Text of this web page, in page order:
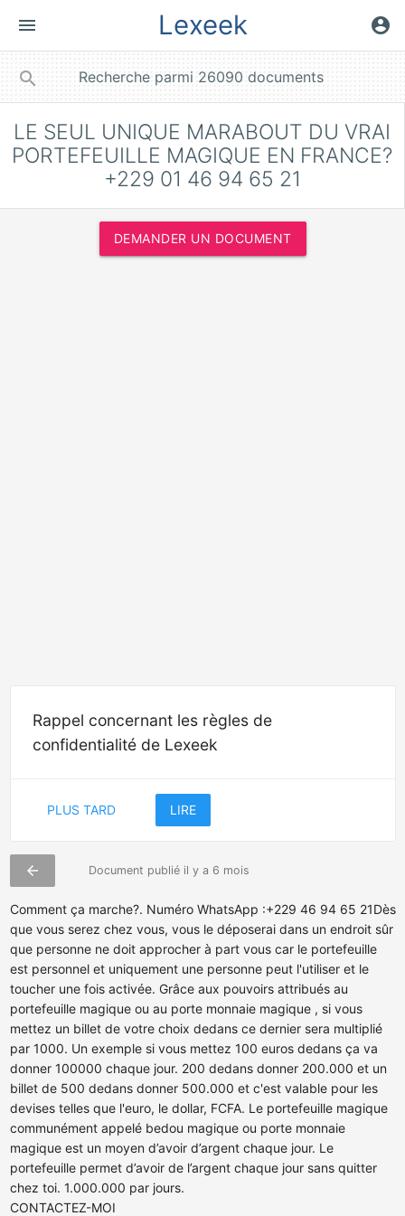
menu Lexeek account_circle
search
LE SEUL UNIQUE MARABOUT DU VRAI
PORTEFEUILLE MAGIQUE EN FRANCE?
+229 01 46 94 65 21
DEMANDER UN DOCUMENT
Rappel concernant les règles de
confidentialité de Lexeek
PLUS TARD LIRE
arrow_back Document publié il y a 6 mois
Comment ça marche?. Numéro WhatsApp :+229 46 94 65 21Dès
que vous serez chez vous, vous le déposerai dans un endroit sûr
que personne ne doit approcher à part vous car le portefeuille
est personnel et uniquement une personne peut l'utiliser et le
toucher une fois activée. Grâce aux pouvoirs attribués au
portefeuille magique ou au porte monnaie magique , si vous
mettez un billet de votre choix dedans ce dernier sera multiplié
par 1000. Un exemple si vous mettez 100 euros dedans ça va
donner 100000 chaque jour. 200 dedans donner 200.000 et un
billet de 500 dedans donner 500.000 et c'est valable pour les
devises telles que l'euro, le dollar, FCFA. Le portefeuille magique
communément appelé bedou magique ou porte monnaie
magique est un moyen d’avoir d’argent chaque jour. Le
portefeuille permet d’avoir de l’argent chaque jour sans quitter
chez toi. 1.000.000 par jours.
CONTACTEZ-MOI